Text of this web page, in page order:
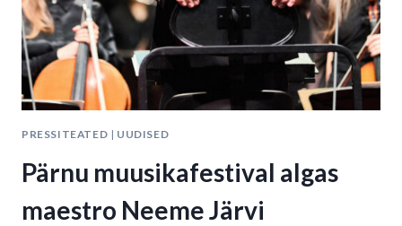
PRESSITEATED | UUDISED
Pärnu muusikafestival algas
maestro Neeme Järvi